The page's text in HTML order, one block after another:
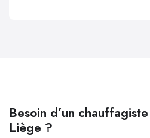
Besoin d’un
Liège ?